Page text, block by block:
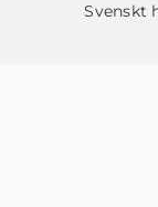
Svenskt